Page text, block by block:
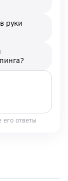
руки
ответы